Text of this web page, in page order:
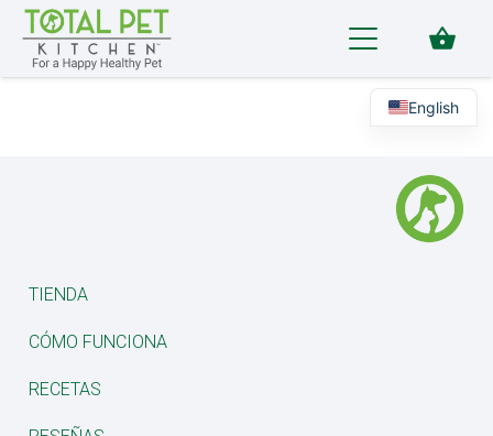
shopping_basket
TIENDA
CÓMO FUNCIONA
RECETAS
English